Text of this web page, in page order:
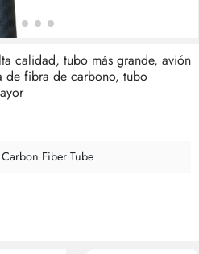
calidad, tubo más grande, avión
de fibra de carbono, tubo
Carbon Fiber Tube